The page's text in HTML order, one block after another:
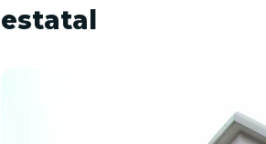
estatal